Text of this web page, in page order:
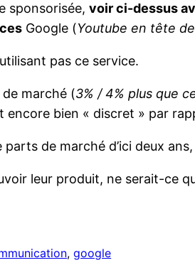
sponsorisée,voir ci-dessus
Google (Youtube en tête
pas ce service.
marché (3% / 4% plus que
bien « discret » par
parts de marché d’ici deux
leur produit, ne serait-ce
, google